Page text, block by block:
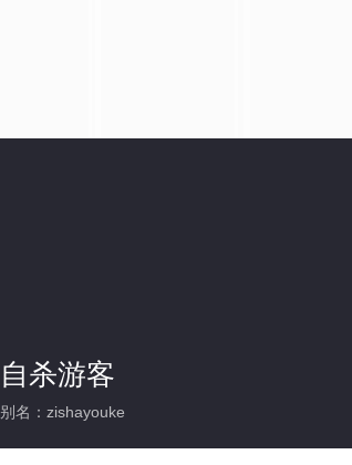
自杀游客
别名：zishayouke